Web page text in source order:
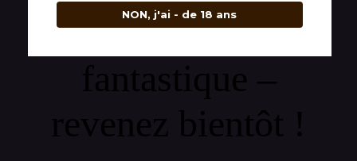
quelque chose de
fantastique –
revenez bientôt !
NON, j'ai - de 18 ans